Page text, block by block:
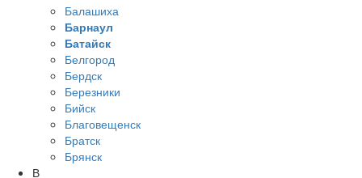
Балашиха
Барнаул
Батайск
Белгород
Бердск
Березники
Бийск
Благовещенск
Братск
Брянск
В